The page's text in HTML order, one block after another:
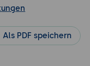
Als PDF speichern